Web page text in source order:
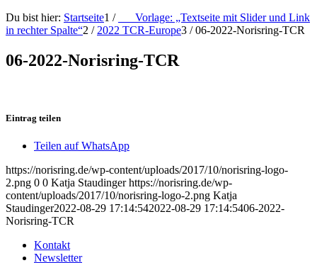
Du bist hier: Startseite1 /
___Vorlage: „Textseite mit Slider und Link
in rechter Spalte“2 / 2022 TCR-Europe3 / 06-2022-Norisring-TCR
06-2022-Norisring-TCR
Eintrag teilen
Teilen auf WhatsApp
https://norisring.de/wp-content/uploads/2017/10/norisring-logo-
2.png 0 0 Katja Staudinger https://norisring.de/wp-
content/uploads/2017/10/norisring-logo-2.png Katja
Staudinger2022-08-29 17:14:542022-08-29 17:14:5406-2022-
Norisring-TCR
Kontakt
Newsletter